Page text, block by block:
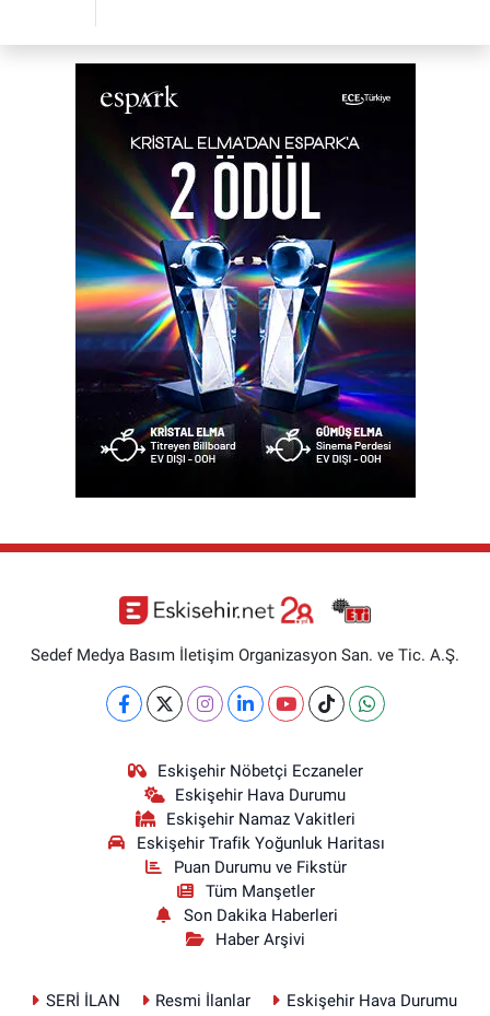
Sedef Medya Basım İletişim Organizasyon San. ve Tic. A.Ş.
Eskişehir Nöbetçi Eczaneler
Eskişehir Hava Durumu
Eskişehir Namaz Vakitleri
Eskişehir Trafik Yoğunluk Haritası
Puan Durumu ve Fikstür
Tüm Manşetler
Son Dakika Haberleri
Haber Arşivi
SERİ İLAN Resmi İlanlar
Eskişehir Hava Durumu